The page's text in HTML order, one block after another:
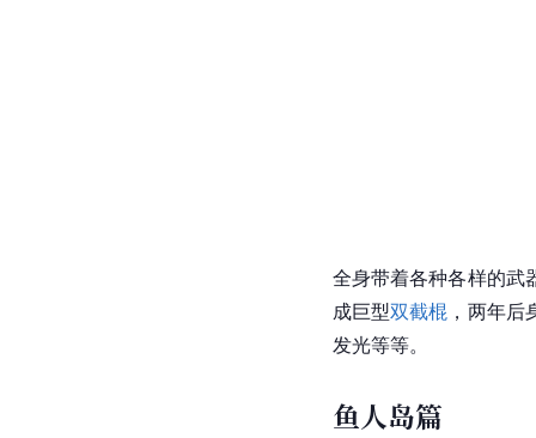
全身带着各种各样的武
成巨型双截棍 ，两年
发光等等。
鱼人岛篇